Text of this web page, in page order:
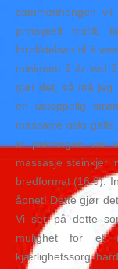
sammenhengen
prinsipielt fristilt,
forpliktelsen til å
minimum 2 år ved
gjør det, så må jeg
en ustoppelig
massasje oslo
at pakningen var
massasje steinkjer
bredformat (16:9).
åpnet! Dette gjør
Vi ser på dette
mulighet for et
kjærlighetssorg